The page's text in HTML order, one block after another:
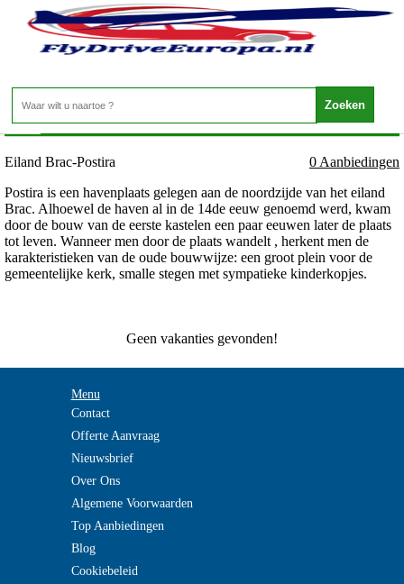
Kroatie - Dalmatie - Eiland Brac-Postira
Home>
Eiland Brac-Postira
0 Aanbiedingen
Postira is een havenplaats gelegen aan de noordzijde van het eiland
Brac. Alhoewel de haven al in de 14de eeuw genoemd werd, kwam
door de bouw van de eerste kastelen een paar eeuwen later de plaats
tot leven. Wanneer men door de plaats wandelt , herkent men de
karakteristieken van de oude bouwwijze: een groot plein voor de
gemeentelijke kerk, smalle stegen met sympatieke kinderkopjes.
Geen vakanties gevonden!
Menu
Contact
Offerte Aanvraag
Nieuwsbrief
Over Ons
Algemene Voorwaarden
Top Aanbiedingen
Blog
Cookiebeleid